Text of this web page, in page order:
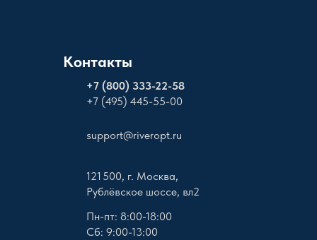
Контакты
+7 (800) 333-22-58
+7 (495) 445-55-00
support@riveropt.ru
121 500, г. Москва,
Рублёвское шоссе, вл2
Пн-пт: 8:00-18:00
Сб: 9:00-13:00